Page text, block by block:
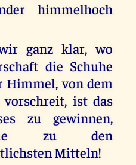
himmelhoch
ganz klar, wo
die Schuhe
Himmel, von dem
ist das
zu gewinnen,
zu den
Mitteln!